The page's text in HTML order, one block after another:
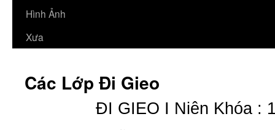
Hình Ảnh
Xưa
Các Lớp Đi Gieo
ĐI GIEO I Niên Khóa :